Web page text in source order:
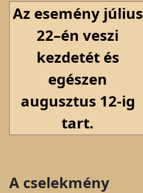
Az esemény július
22–én veszi
kezdetét és
egészen
augusztus 12-ig
tart.
A cselekmény